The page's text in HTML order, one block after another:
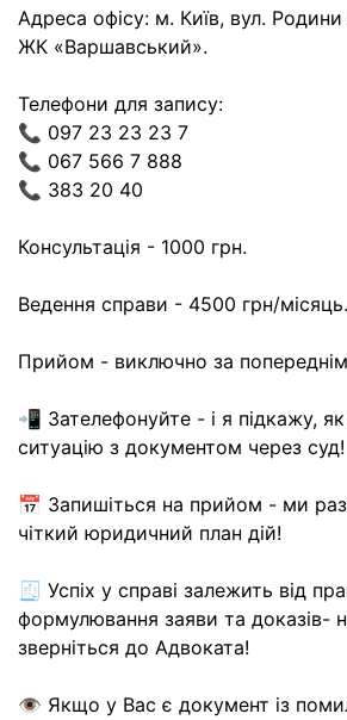
Адреса офісу: м. Київ, вул. Родини
ЖК «Варшавський».
Телефони для запису:
📞 097 23 23 23 7
📞 067 566 7 888
📞 383 20 40
Консультація - 1000 грн.
Ведення справи - 4500 грн/місяць.
Прийом - виключно за
📲 Зателефонуйте - і я підкажу,
ситуацію з документом через суд!
📅 Запишіться на прийом - ми
чіткий юридичний план дій!
🧾 Успіх у справі залежить від
формулювання заяви та доказів-
зверніться до Адвоката!
👁 Якщо у Вас є документ із